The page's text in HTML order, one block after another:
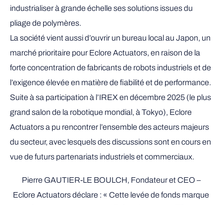
industrialiser à grande échelle ses solutions issues du
pliage de polymères.
La société vient aussi d’ouvrir un bureau local au Japon, un
marché prioritaire pour Eclore Actuators, en raison de la
forte concentration de fabricants de robots industriels et de
l’exigence élevée en matière de fiabilité et de performance.
Suite à sa participation à l’IREX en décembre 2025 (le plus
grand salon de la robotique mondial, à Tokyo), Eclore
Actuators a pu rencontrer l’ensemble des acteurs majeurs
du secteur, avec lesquels des discussions sont en cours en
vue de futurs partenariats industriels et commerciaux.
Pierre GAUTIER-LE BOULCH, Fondateur et CEO –
Eclore Actuators déclare : « Cette levée de fonds marque